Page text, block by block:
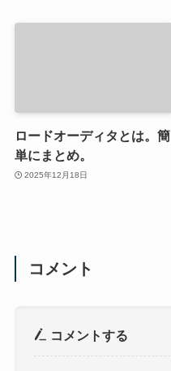
ロードオーディタとは。簡
単にまとめ。
2025年12月18日
コメント
コメントする